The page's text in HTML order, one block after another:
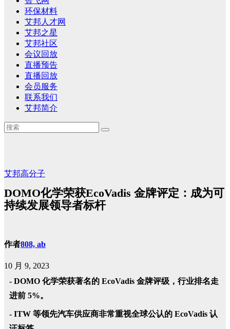
环保材料
艾邦人才网
艾邦之星
艾邦社区
会议回放
直播预告
直播回放
会员服务
联系我们
艾邦简介
艾邦高分子
DOMO化学荣获EcoVadis 金牌评定：成为可
持续发展领导者标杆
作者808, ab
10 月 9, 2023
- DOMO 化学荣获著名的 EcoVadis 金牌评级，行业排名走
进前 5%。
- ITW 等领先汽车供应商非常重视全球公认的 EcoVadis 认